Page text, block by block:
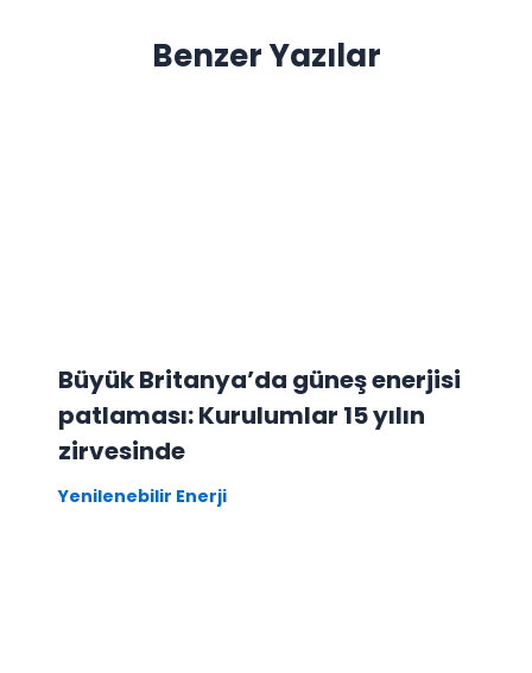
Benzer Yazılar
Büyük Britanya’da güneş enerjisi
patlaması: Kurulumlar 15 yılın
zirvesinde
Yenilenebilir Enerji